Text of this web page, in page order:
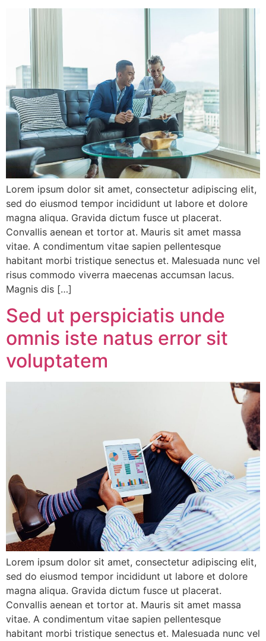
Lorem ipsum dolor sit amet, consectetur adipiscing elit,
sed do eiusmod tempor incididunt ut labore et dolore
magna aliqua. Gravida dictum fusce ut placerat.
Convallis aenean et tortor at. Mauris sit amet massa
vitae. A condimentum vitae sapien pellentesque
habitant morbi tristique senectus et. Malesuada nunc vel
risus commodo viverra maecenas accumsan lacus.
Magnis dis […]
Sed ut perspiciatis unde
omnis iste natus error sit
voluptatem
Lorem ipsum dolor sit amet, consectetur adipiscing elit,
sed do eiusmod tempor incididunt ut labore et dolore
magna aliqua. Gravida dictum fusce ut placerat.
Convallis aenean et tortor at. Mauris sit amet massa
vitae. A condimentum vitae sapien pellentesque
habitant morbi tristique senectus et. Malesuada nunc vel